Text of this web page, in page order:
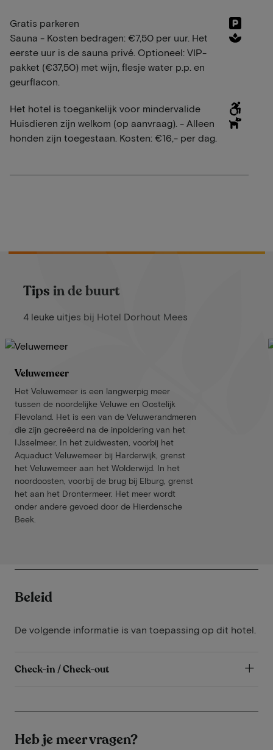
Gratis parkeren
Sauna - Kosten bedragen: €7,50 per uur. Het
eerste uur is de sauna privé. Optioneel: VIP-
pakket (€37,50) met wijn, flesje water p.p. en
geurflacon.
Het hotel is toegankelijk voor mindervalide
Huisdieren zijn welkom (op aanvraag). - Alleen
honden zijn toegestaan. Kosten: €16,- per dag.
Tips in de buurt
4 leuke uitjes bij Hotel Dorhout Mees
Veluwemeer
Het Veluwemeer is een langwerpig meer
tussen de noordelijke Veluwe en Oostelijk
Flevoland. Het is een van de Veluwerandmeren
die zijn gecreëerd na de inpoldering van het
IJsselmeer. In het zuidwesten, voorbij het
Aquaduct Veluwemeer bij Harderwijk, grenst
het Veluwemeer aan het Wolderwijd. In het
noordoosten, voorbij de brug bij Elburg, grenst
het aan het Drontermeer. Het meer wordt
onder andere gevoed door de Hierdensche
Beek.
Beleid
De volgende informatie is van toepassing op dit hotel.
Check-in / Check-out
Heb je meer vragen?